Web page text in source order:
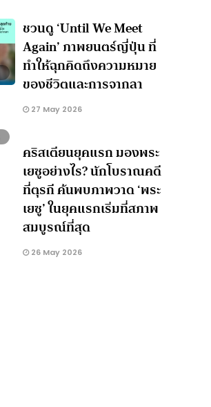
ชวนดู ‘Until We Meet
Again’ ภาพยนตร์ญี่ปุ่น ที่
ทำให้ฉุกคิดถึงความหมาย
ของชีวิตและการจากลา
27 May 2026
คริสเตียนยุคแรก มองพระ
เยซูอย่างไร? นักโบราณคดี
ที่ตุรกี ค้นพบภาพวาด ‘พระ
เยซู’ ในยุคแรกเริ่มที่สภาพ
สมบูรณ์ที่สุด
26 May 2026